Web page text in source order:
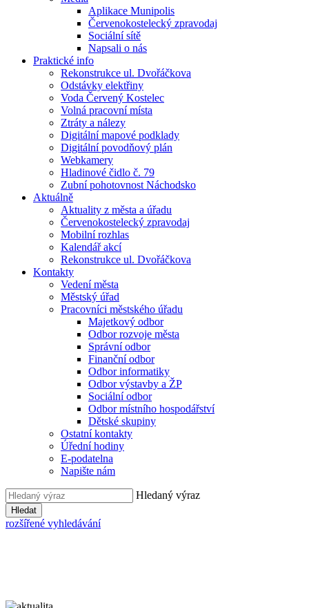
Aplikace Munipolis
Červenokostelecký zpravodaj
Sociální sítě
Napsali o nás
Praktické info
Rekonstrukce ul. Dvořáčkova
Odstávky elektřiny
Voda Červený Kostelec
Volná pracovní místa
Ztráty a nálezy
Digitální mapové podklady
Digitální povodňový plán
Webkamery
Hladinové čidlo č. 79
Zubní pohotovnost Náchodsko
Aktuálně
Aktuality z města a úřadu
Červenokostelecký zpravodaj
Mobilní rozhlas
Kalendář akcí
Rekonstrukce ul. Dvořáčkova
Kontakty
Vedení města
Městský úřad
Pracovníci městského úřadu
Majetkový odbor
Odbor rozvoje města
Správní odbor
Finanční odbor
Odbor informatiky
Odbor výstavby a ŽP
Sociální odbor
Odbor místního hospodářství
Dětské skupiny
Ostatní kontakty
Úřední hodiny
E-podatelna
Napište nám
Hledaný výraz
Hledat
rozšířené vyhledávání